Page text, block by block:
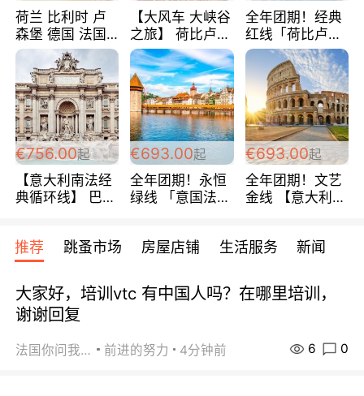
荷兰 比利时 卢
森堡 德国 法国
超爽玩遍西欧 循
环线 全程四星宾
馆 108欧/人/天
【大风车 大峡谷
之旅】 荷比卢德
法 巴黎上下 经
典五国四日游
488欧/人
全年团期！经典
红线「荷比卢德
法」七天循环 五
国 仅售99欧/人/
天！巴黎上下！
包拼房~
€756.00起
【意大利南法经
典循环线】 巴黎
宾馆 108欧/天起
全程756欧/位
€693.00起
全年团期！永恒
绿线 「意国法
欧/天起 ~包拼房
€693.00起
全年团期！文艺
金线 【意大利一
每周铁发！
推荐 跳蚤市场 房屋店铺 生活服务 新闻
大家好，培训vtc 有中国人吗？在哪里培训，
谢谢回复
法国你问我答 前进的努力 4分钟前 6 0